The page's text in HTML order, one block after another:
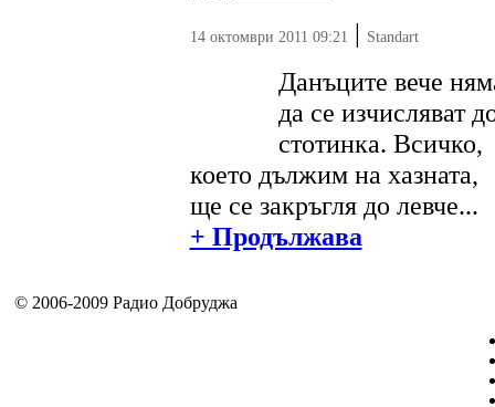
14 октомври 2011 09:21 | Standart
Данъците вече
да се изчисляват
стотинка. Всичко,
което дължим на хазната,
ще се закръгля до левче...
+ Продължава
© 2006-2009 Радио Добруджа